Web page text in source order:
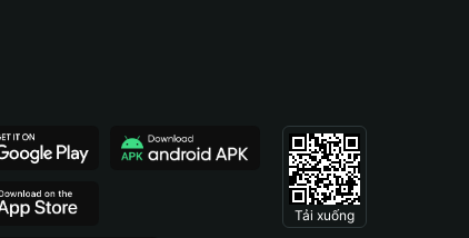
Tải xuống